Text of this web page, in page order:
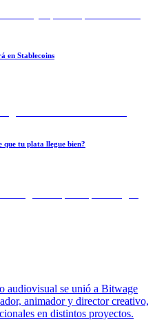
en Stablecoins
tu plata llegue bien?
audiovisual se unió a Bitwage
animador y director creativo,
en distintos proyectos.